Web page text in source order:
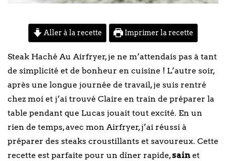
Aller à la recette Imprimer la recette
Steak Haché Au Airfryer, je ne m’attendais pas à tant
de simplicité et de bonheur en cuisine ! L’autre soir,
après une longue journée de travail, je suis rentré
chez moi et j’ai trouvé Claire en train de préparer la
table pendant que Lucas jouait tout excité. En un
rien de temps, avec mon Airfryer, j’ai réussi à
préparer des steaks croustillants et savoureux. Cette
recette est parfaite pour un dîner rapide,sain et